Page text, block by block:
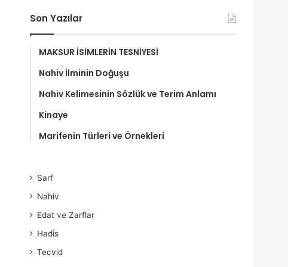
Son Yazılar
MAKSUR İSİMLERİN TESNİYESİ
Nahiv İlminin Doğuşu
Nahiv Kelimesinin Sözlük ve Terim Anlamı
Kinaye
Marifenin Türleri ve Örnekleri
Sarf
Nahiv
Edat ve Zarflar
Hadis
Tecvid